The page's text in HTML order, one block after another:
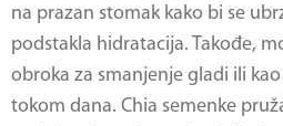
na prazan stomak kako bi se
podstakla hidratacija. Takođe,
obroka za smanjenje gladi ili
tokom dana. Chia semenke